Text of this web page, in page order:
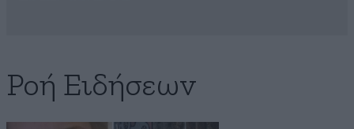
Ροή Ειδήσεων